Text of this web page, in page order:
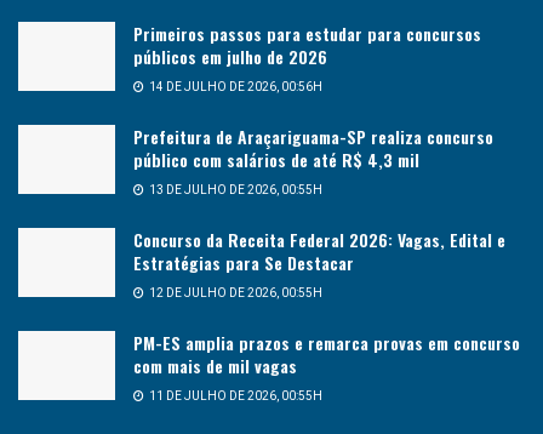
Primeiros passos para estudar para concursos
públicos em julho de 2026
14 DE JULHO DE 2026, 00:56H
Prefeitura de Araçariguama-SP realiza concurso
público com salários de até R$ 4,3 mil
13 DE JULHO DE 2026, 00:55H
Concurso da Receita Federal 2026: Vagas, Edital e
Estratégias para Se Destacar
12 DE JULHO DE 2026, 00:55H
PM-ES amplia prazos e remarca provas em concurso
com mais de mil vagas
11 DE JULHO DE 2026, 00:55H